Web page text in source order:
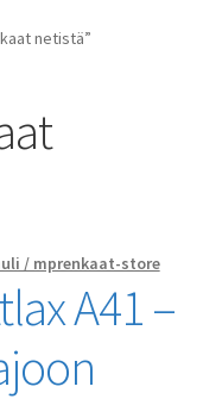
valikko
netistä”
/ mprenkaat-store
A41 –